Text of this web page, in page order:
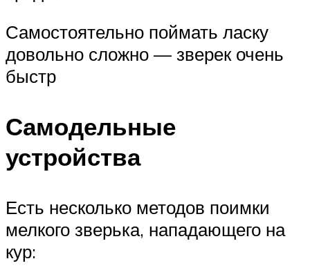
Самостоятельно поймать ласку
довольно сложно — зверек очень
быстр
Самодельные
устройства
Есть несколько методов поимки
мелкого зверька, нападающего на
кур: